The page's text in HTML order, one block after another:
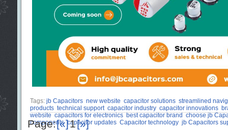
Tags: jb Capacitors new website capacitor solutions streamlined
products technical support capacitor industry capacitor innovations
website capacitors for electronics best capacitor brand choose jb
components capacitor updates Capacitor technology jb Capacitors
Page:[«]1[»]